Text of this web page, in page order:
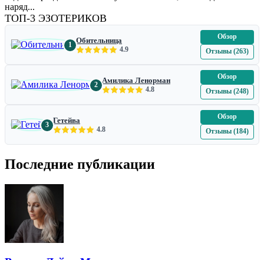
наряд...
ТОП-3 ЭЗОТЕРИКОВ
1 Обительница
4.9
Обзор
Отзывы (263)
2 Амилика Ленорман
4.8
Обзор
Отзывы (248)
3 Гетейва
4.8
Обзор
Отзывы (184)
Последние публикации